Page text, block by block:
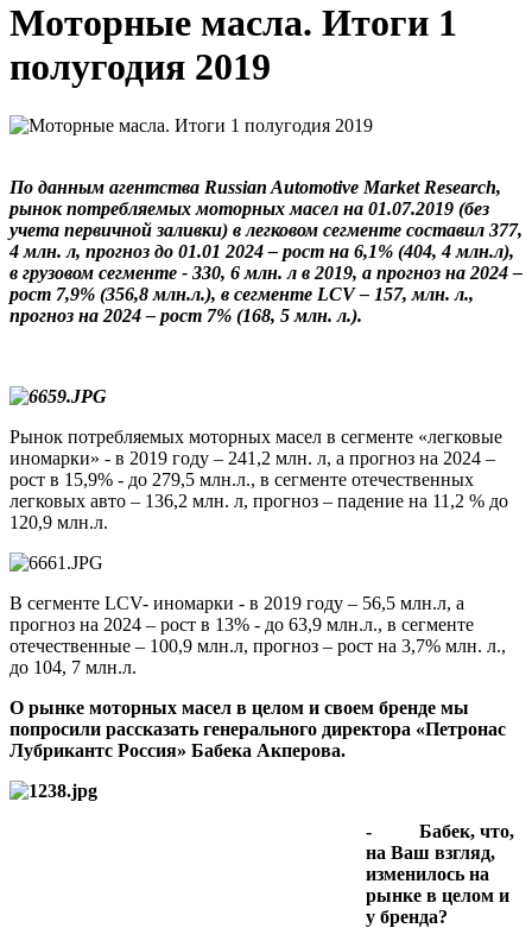
Моторные масла. Итоги 1
полугодия 2019
По данным агентства Russian Automotive Market Research,
рынок потребляемых моторных масел на 01.07.2019 (без
учета первичной заливки) в легковом сегменте составил 377,
4 млн. л, прогноз до 01.01 2024 – рост на 6,1% (404, 4 млн.л),
в грузовом сегменте - 330, 6 млн. л в 2019, а прогноз на 2024 –
рост 7,9% (356,8 млн.л.), в сегменте LCV – 157, млн. л.,
прогноз на 2024 – рост 7% (168, 5 млн. л.).
Рынок потребляемых моторных масел в сегменте «легковые
иномарки» - в 2019 году – 241,2 млн. л, а прогноз на 2024 –
рост в 15,9% - до 279,5 млн.л., в сегменте отечественных
легковых авто – 136,2 млн. л, прогноз – падение на 11,2 % до
120,9 млн.л.
В сегменте LCV- иномарки - в 2019 году – 56,5 млн.л, а
прогноз на 2024 – рост в 13% - до 63,9 млн.л., в сегменте
отечественные – 100,9 млн.л, прогноз – рост на 3,7% млн. л.,
до 104, 7 млн.л.
О рынке моторных масел в целом и своем бренде мы
попросили рассказать генерального директора «Петронас
Лубрикантс Россия» Бабека Акперова.
- Бабек, что,
на Ваш взгляд,
изменилось на
рынке в целом и
у бренда?